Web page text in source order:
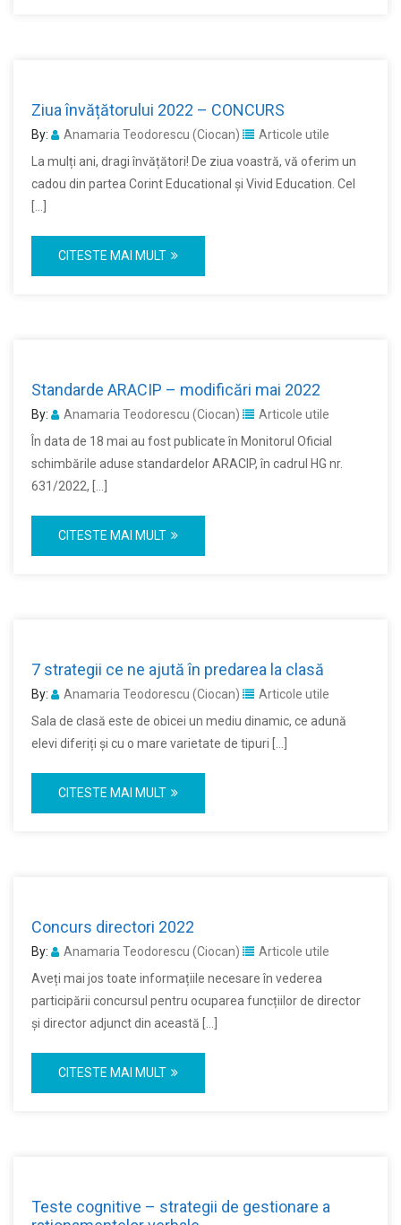
Ziua învățătorului 2022 – CONCURS
By: Anamaria Teodorescu (Ciocan)
Articole utile
La mulți ani, dragi învățători! De ziua voastră, vă oferim un
cadou din partea Corint Educational și Vivid Education. Cel
CITESTE MAI MULT
Standarde ARACIP – modificări mai 2022
By: Anamaria Teodorescu (Ciocan)
Articole utile
În data de 18 mai au fost publicate în Monitorul Oficial
schimbările aduse standardelor ARACIP, în cadrul HG nr.
631/2022, […]
CITESTE MAI MULT
7 strategii ce ne ajută în predarea la clasă
By: Anamaria Teodorescu (Ciocan)
Articole utile
Sala de clasă este de obicei un mediu dinamic, ce adună
elevi diferiți și cu o mare varietate de tipuri […]
CITESTE MAI MULT
Concurs directori 2022
By: Anamaria Teodorescu (Ciocan)
Articole utile
Aveți mai jos toate informațiile necesare în vederea
participării concursul pentru ocuparea funcțiilor de director
și director adjunct din această […]
CITESTE MAI MULT
Teste cognitive – strategii de gestionare a